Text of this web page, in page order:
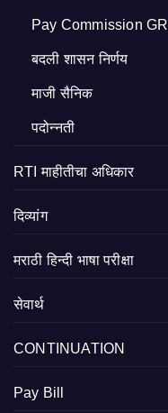
Pay Commission GR
बदली शासन निर्णय
माजी सैनिक
पदोन्नती
RTI माहीतीचा अधिकार
दिव्यांग
मराठी हिन्दी भाषा परीक्षा
सेवार्थ
CONTINUATION
Pay Bill